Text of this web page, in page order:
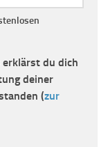
du dich
deiner
(zur